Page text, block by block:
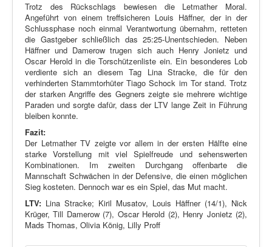
Trotz des Rückschlags bewiesen die Letmather Moral.
Angeführt von einem treffsicheren Louis Häffner, der in der
Schlussphase noch einmal Verantwortung übernahm, retteten
die Gastgeber schließlich das 25:25-Unentschieden. Neben
Häffner und Damerow trugen sich auch Henry Jonietz und
Oscar Herold in die Torschützenliste ein. Ein besonderes Lob
verdiente sich an diesem Tag Lina Stracke, die für den
verhinderten Stammtorhüter Tiago Schock im Tor stand. Trotz
der starken Angriffe des Gegners zeigte sie mehrere wichtige
Paraden und sorgte dafür, dass der LTV lange Zeit in Führung
bleiben konnte.
Fazit:
Der Letmather TV zeigte vor allem in der ersten Hälfte eine
starke Vorstellung mit viel Spielfreude und sehenswerten
Kombinationen. Im zweiten Durchgang offenbarte die
Mannschaft Schwächen in der Defensive, die einen möglichen
Sieg kosteten. Dennoch war es ein Spiel, das Mut macht.
LTV: Lina Stracke; Kiril Musatov, Louis Häffner (14/1), Nick
Krüger, Till Damerow (7), Oscar Herold (2), Henry Jonietz (2),
Mads Thomas, Olivia König, Lilly Proff